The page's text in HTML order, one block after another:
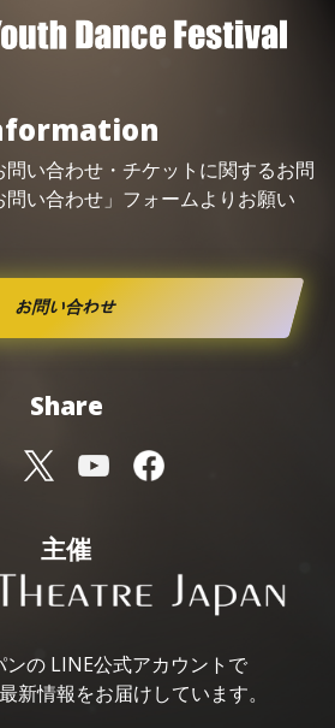
い合わせ・ チケット に関するお問
い合わせ」フォームよりお願い
お問い合わせ
Share
主催
ンの LINE公式アカウントで
新情報をお届けしています。